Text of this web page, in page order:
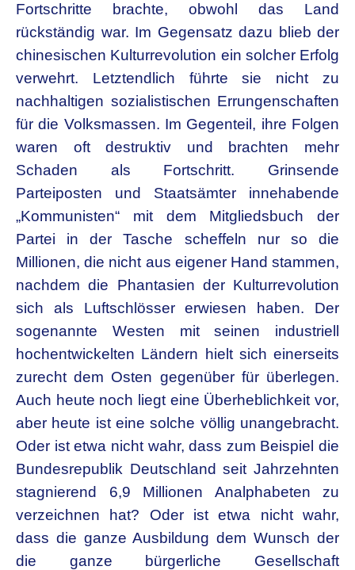
Fortschritte brachte, obwohl das Land
rückständig war. Im Gegensatz dazu blieb der
chinesischen Kulturrevolution ein solcher Erfolg
verwehrt. Letztendlich führte sie nicht zu
nachhaltigen sozialistischen Errungenschaften
für die Volksmassen. Im Gegenteil, ihre Folgen
waren oft destruktiv und brachten mehr
Schaden als Fortschritt. Grinsende
Parteiposten und Staatsämter innehabende
„Kommunisten“ mit dem Mitgliedsbuch der
Partei in der Tasche scheffeln nur so die
Millionen, die nicht aus eigener Hand stammen,
nachdem die Phantasien der Kulturrevolution
sich als Luftschlösser erwiesen haben. Der
sogenannte Westen mit seinen industriell
hochentwickelten Ländern hielt sich einerseits
zurecht dem Osten gegenüber für überlegen.
Auch heute noch liegt eine Überheblichkeit vor,
aber heute ist eine solche völlig unangebracht.
Oder ist etwa nicht wahr, dass zum Beispiel die
Bundesrepublik Deutschland seit Jahrzehnten
stagnierend 6,9 Millionen Analphabeten zu
verzeichnen hat? Oder ist etwa nicht wahr,
dass die ganze Ausbildung dem Wunsch der
die ganze bürgerliche Gesellschaft